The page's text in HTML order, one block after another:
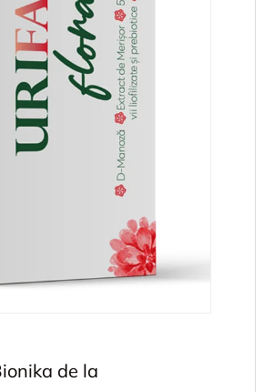
de la